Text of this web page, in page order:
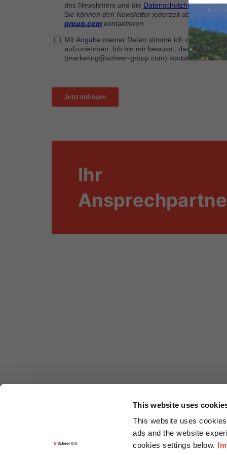
This website uses
This website uses
ads and the website
cookies settings below.
Ihr